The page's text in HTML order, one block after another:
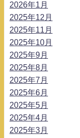
2026年1月
2025年12月
2025年11月
2025年10月
2025年9月
2025年8月
2025年7月
2025年6月
2025年5月
2025年4月
2025年3月